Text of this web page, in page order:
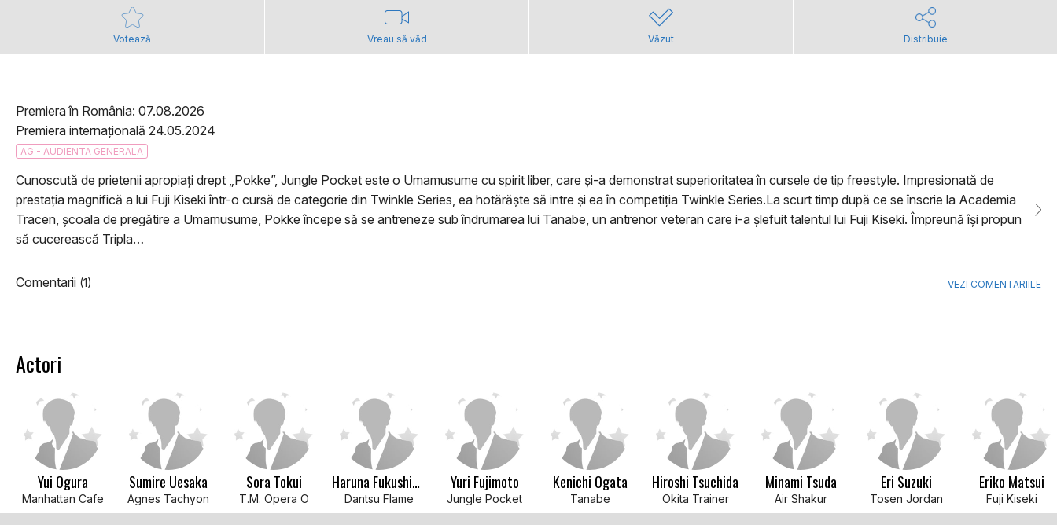
Votează Vreau să văd Văzut Distribuie
Premiera în România: 07.08.2026
Premiera internațională 24.05.2024
AG - AUDIENTA GENERALA
Cunoscută de prietenii apropiați drept „Pokke”, Jungle Pocket este o Umamusume cu spirit liber, care și-a demonstrat superioritatea în cursele de tip freestyle. Impresionată de
prestația magnifică a lui Fuji Kiseki într-o cursă de categorie din Twinkle Series, ea hotărăște să intre și ea în competiția Twinkle Series.La scurt timp după ce se înscrie la Academia
Tracen, școala de pregătire a Umamusume, Pokke începe să se antreneze sub îndrumarea lui Tanabe, un antrenor veteran care i-a șlefuit talentul lui Fuji Kiseki. Împreună își propun
să cucerească Tripla…
Comentarii (1) VEZI COMENTARIILE
Actori
Yui Ogura
Manhattan Cafe
Sumire Uesaka
Agnes Tachyon
Sora Tokui
T.M. Opera O
Haruna Fukushima
Dantsu Flame
Yuri Fujimoto
Jungle Pocket
Kenichi Ogata
Tanabe
Hiroshi Tsuchida
Okita Trainer
Minami Tsuda
Air Shakur
Eri Suzuki
Tosen Jordan
Eriko Matsui
Fuji Kiseki